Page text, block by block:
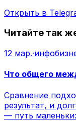
Открыть в
Читайте так
12 мар.·
Что общего
Сравнение
результат, и
— путь